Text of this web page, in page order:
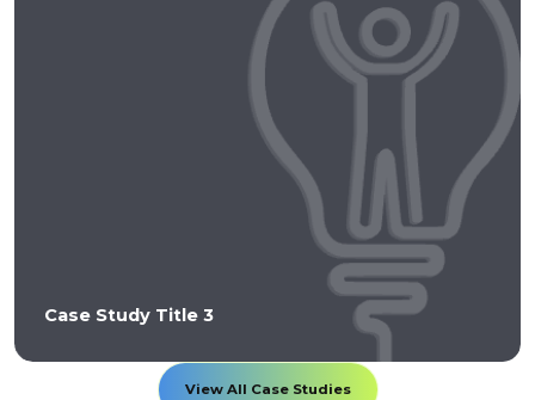
Case Study Title 3
View All Case Studies